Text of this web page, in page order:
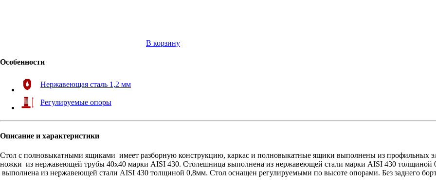
В корзину
Особенности
Нержавеющая сталь 1,2 мм
Регулируемые опоры
Описание и характеристики
Стол с полновыкатными ящиками имеет разборную конструкцию, каркас и полновыкатные ящики выполнены из профильных
ножки из нержавеющей трубы 40х40 марки AISI 430. Столешница выполнена из нержавеющей стали марки AISI 430
выполнена из нержавеющей стали AISI 430 толщиной 0,8мм. Стол оснащен регулируемыми по высоте опорами. Без заднего